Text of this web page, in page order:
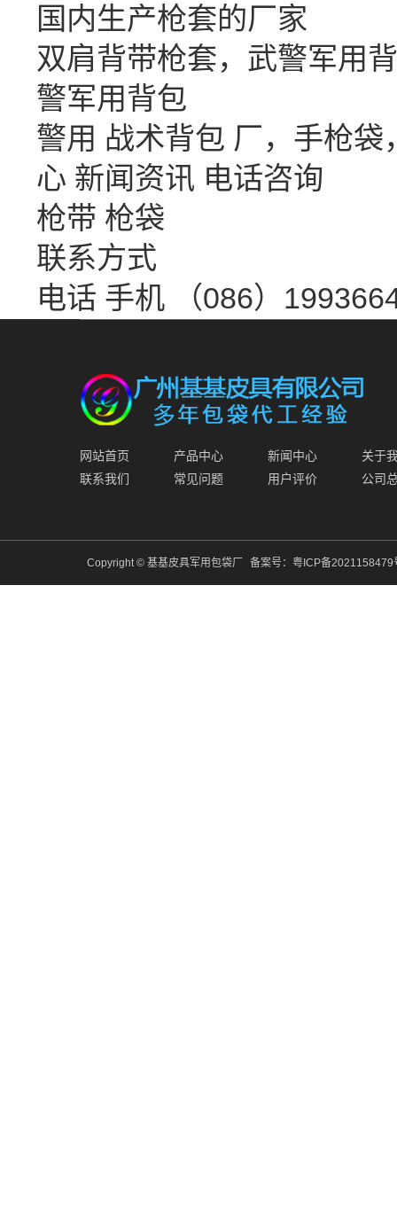
国内生产枪套的厂家
双肩背带枪套，武警军用
警军用背包
警用 战术背包 厂，手枪
心 新闻资讯 电话咨询
枪带 枪袋
联系方式
电话 手机 （086）
网站首页 产品中心 新闻中心
关于
联系我们
常见问题 用户评价 公司
Copyright © 基基皮具军用包袋厂 备案号： 粤ICP备2021158479